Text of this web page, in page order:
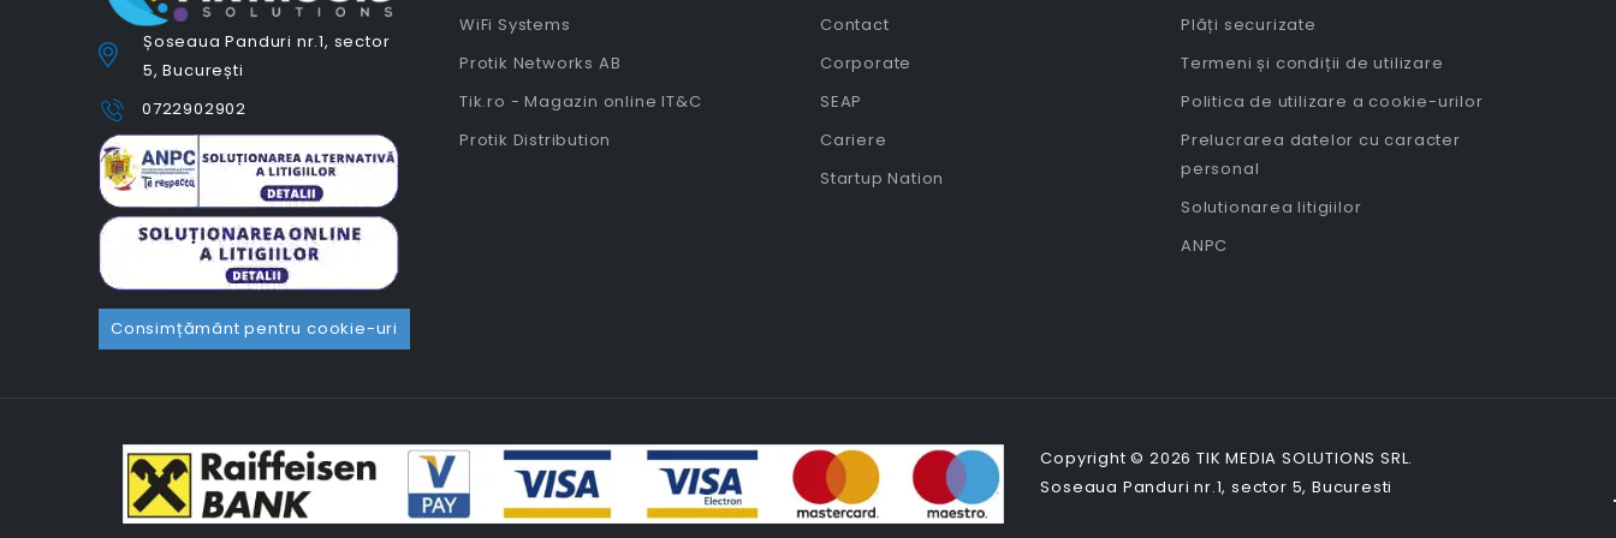
Șoseaua Panduri nr.1, sector
5, București
0722902902
Consimțământ pentru cookie-uri
WiFi Systems
Protik Networks AB
Tik.ro - Magazin online IT&C
Protik Distribution
Contact
Corporate
SEAP
Cariere
Startup Nation
Plăți securizate
Termeni și condiții de utilizare
Politica de utilizare a cookie-urilor
Prelucrarea datelor cu caracter
personal
Solutionarea litigiilor
ANPC
Copyright © 2026 TIK MEDIA SOLUTIONS SRL.
Soseaua Panduri nr.1, sector 5, Bucuresti